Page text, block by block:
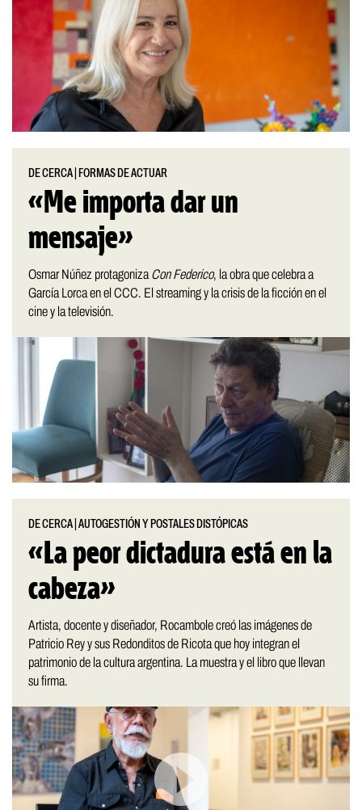
DE CERCA FORMAS DE ACTUAR
«Me importa dar un
mensaje»
Osmar Núñez protagoniza Con Federico, la obra que celebra a
García Lorca en el CCC. El streaming y la crisis de la ficción en el
cine y la televisión.
DE CERCA |AUTOGESTIÓN Y POSTALES DISTÓPICAS
«La peor dictadura está en la
cabeza»
Artista, docente y diseñador, Rocambole creó las imágenes de
Patricio Rey y sus Redonditos de Ricota que hoy integran el
patrimonio de la cultura argentina. La muestra y el libro que llevan
su firma.